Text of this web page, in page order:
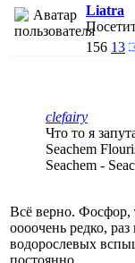
Liatra
156 13
clefairy
Что то я
Seachem
Seachem -
Всё верно. Фосфор,
оооочень редко,
водорослевых
постоянно.